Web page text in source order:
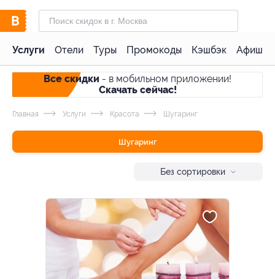
Услуги Отели Туры Промокоды Кэшбэк Афиша
Все скидки - в мобильном приложении!
Скачать сейчас!
Главная Услуги Красота Шугаринг
Шугаринг
Без сортировки